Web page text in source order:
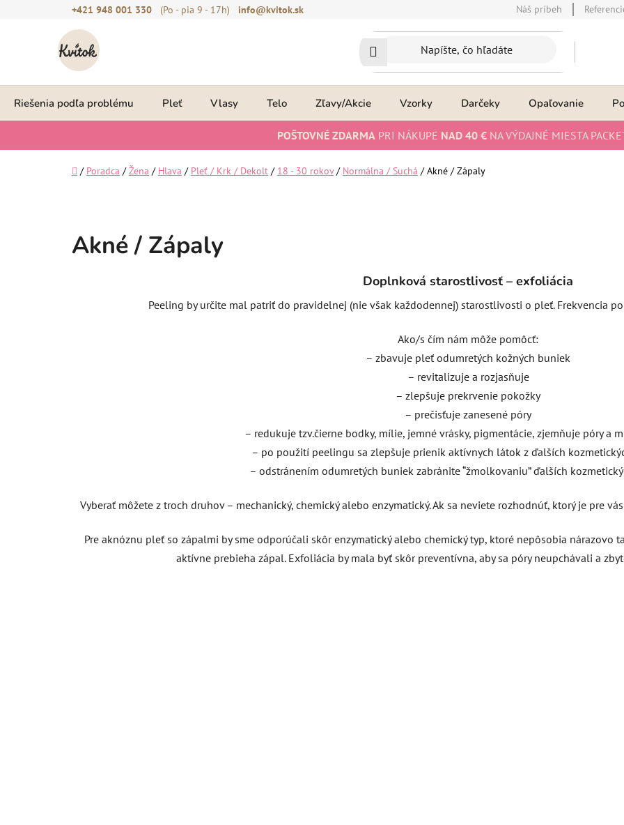
+421 948 001 330 (Po - pia 9 - 17h) info@kvitok.sk Náš príbeh
Riešenia podľa problému Pleť Vlasy Telo Zľavy/Akcie Vzorky Darčeky Opaľovanie
POŠTOVNÉ ZDARMA PRI NÁKUPE NAD 40 € NA VÝDAJNÉ MIESTA
Domov
/ Poradca / Žena / Hlava / Pleť / Krk / Dekolt / 18 - 30 rokov / Normálna / Suchá / Akné / Zápaly
Akné / Zápaly
Doplnková starostlivosť – exfoliácia
Peeling by určite mal patriť do pravidelnej (nie však každodennej) starostlivosti o pleť. Frekvencia
Ako/s čím nám môže pomôcť:
– zbavuje pleť odumretých kožných buniek
– revitalizuje a rozjasňuje
– zlepšuje prekrvenie pokožky
– prečisťuje zanesené póry
– redukuje tzv.čierne bodky, mílie, jemné vrásky, pigmentácie, zjemňuje póry a
– po použití peelingu sa zlepšuje prienik aktívnych látok z ďalších
– odstránením odumretých buniek zabránite “žmolkovaniu” ďalších
Vyberať môžete z troch druhov – mechanický, chemický alebo enzymatický. Ak sa neviete rozhodnúť, ktorý je pre
Pre aknóznu pleť so zápalmi by sme odporúčali skôr enzymatický alebo chemický typ, ktoré nepôsobia nárazovo
aktívne prebieha zápal. Exfoliácia by mala byť skôr preventívna, aby sa póry neupchávali a